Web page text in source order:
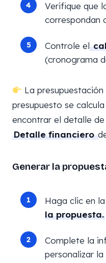
Verifique que
correspondan
Controle el
(cronograma
La
presupuesto se
encontrar el detalle
Detalle financiero
Generar la
Haga clic en
la propuesta.
Complete la
personalizar